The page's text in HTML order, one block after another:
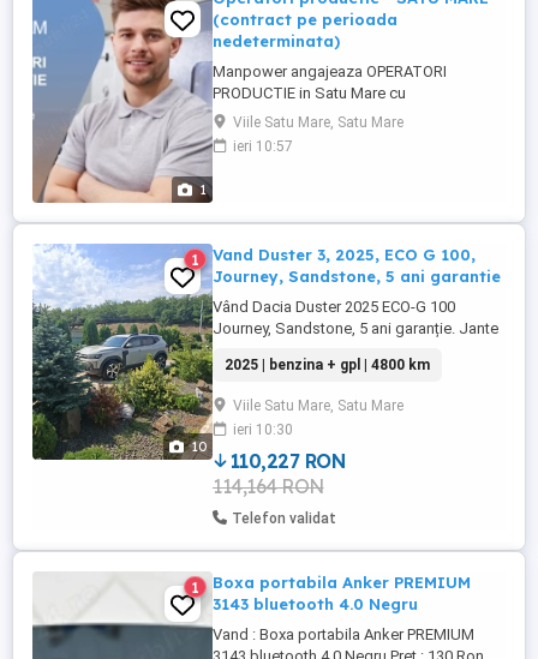
1
(contract pe perioada
nedeterminata)
Manpower angajeaza OPERATORI
PRODUCTIE in Satu Mare cu
disponibilitate la 3 schimburi. Angajare
imediata! BENEFICII: - salariul 4800 lei brut;
- tichete de masa 45 de lei; - bonus de
Craciun 300 RON net; - vouchere ...
Viile Satu Mare, Satu Mare
ieri 10:57
10
1
Vand Duster 3, 2025, ECO G 100,
Journey, Sandstone, 5 ani garantie
Vând Dacia Duster 2025 ECO-G 100
Journey, Sandstone, 5 ani garanție. Jante
automată cu detectare a pietonilor și
cicliștilor Asistare la franarea de urgenta
Sistem de monitorizare a atenției șoferului
Sistem de prindere ISOFIX pentru locurile
laterale spate Asistenta ...
2025 | benzina + gpl | 4800 km
Viile Satu Mare, Satu Mare
ieri 10:30
110,227 RON
114,164 RON
Telefon validat
1
Boxa portabila Anker PREMIUM
3143 bluetooth 4.0 Negru
Vand : Boxa portabila Anker PREMIUM